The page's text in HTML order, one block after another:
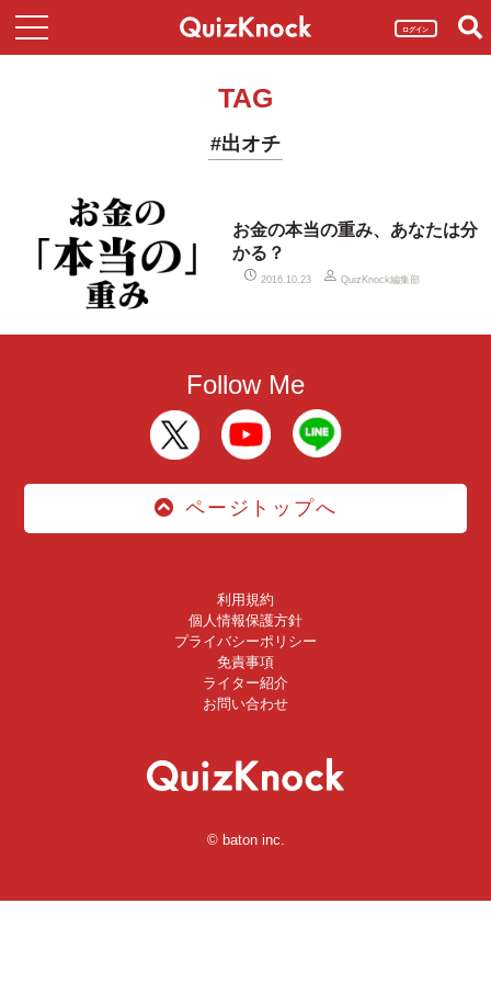
ログイン
TAG
#出オチ
お金の本当の重み、あなたは分
かる？
2016.10.23 QuizKnock編集部
Follow Me
ページトップへ
利用規約
個人情報保護方針
プライバシーポリシー
免責事項
ライター紹介
お問い合わせ
© baton inc.